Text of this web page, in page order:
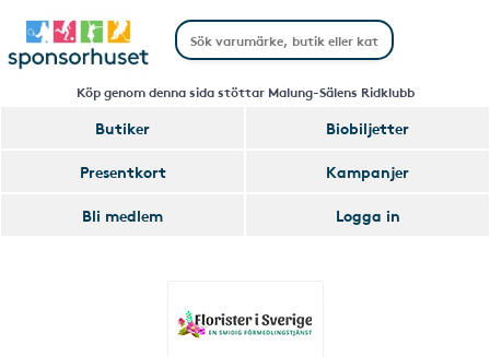
Köp genom denna sida stöttar Malung-Sälens Ridklubb
Butiker
Biobiljetter
Presentkort
Kampanjer
Bli medlem
Logga in